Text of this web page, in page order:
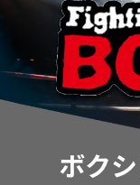
ボク